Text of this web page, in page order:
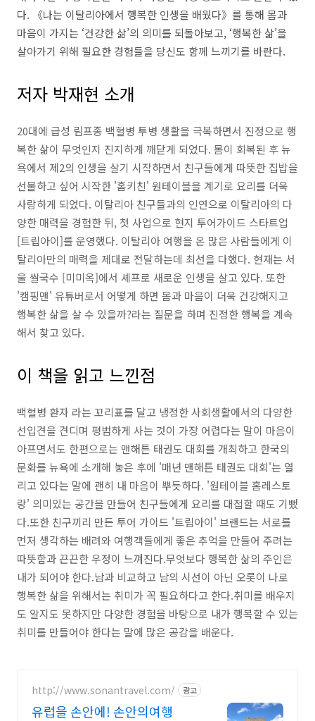
다. 《나는 이탈리아에서 행복한 인생을 배웠다》를 통해 몸과
마음이 가지는 ‘건강한 삶’의 의미를 되돌아보고, ‘행복한 삶’을
살아가기 위해 필요한 경험들을 당신도 함께 느끼기를 바란다.
저자 박재현 소개
20대에 급성 림프종 백혈병 투병 생활을 극복하면서 진정으로 행
복한 삶이 무엇인지 진지하게 깨닫게 되었다. 몸이 회복된 후 뉴
욕에서 제2의 인생을 살기 시작하면서 친구들에게 따뜻한 집밥을
선물하고 싶어 시작한 '홈키친' 원테이블을 계기로 요리를 더욱
사랑하게 되었다. 이탈리아 친구들과의 인연으로 이탈리아의 다
양한 매력을 경험한 뒤, 첫 사업으로 현지 투어가이드 스타트업
[트립아이]를 운영했다. 이탈리아 여행을 온 많은 사람들에게 이
탈리아만의 매력을 제대로 전달하는데 최선을 다했다. 현재는 서
울 쌀국수 [미미옥]에서 셰프로 새로운 인생을 살고 있다. 또한
'캠핑맨' 유튜버로서 어떻게 하면 몸과 마음이 더욱 건강해지고
행복한 삶을 살 수 있을까?라는 질문을 하며 진정한 행복을 계속
해서 찾고 있다.
이 책을 읽고 느낀점
백혈병 환자 라는 꼬리표를 달고 냉정한 사회생활에서의 다양한
선입견을 견디며 평범하게 사는 것이 가장 어렵다는 말이 마음이
아프면서도 한편으로는 맨해튼 태권도 대회를 개최하고 한국의
문화를 뉴욕에 소개해 놓은 후에 '매년 맨해튼 태권도 대회'는 열
리고 있다는 말에 괜히 내 마음이 뿌듯하다. '원테이블 홈레스토
랑' 의미있는 공간을 만들어 친구들에게 요리를 대접할 때도 기뻤
다.또한 친구끼리 만든 투어 가이드 '트립아이' 브랜드는 서로를
먼저 생각하는 배려와 여행객들에게 좋은 추억을 만들어 주려는
따뜻함과 끈끈한 우정이 느껴진다.무엇보다 행복한 삶의 주인은
내가 되어야 한다.남과 비교하고 남의 시선이 아닌 오롯이 나로
행복한 삶을 위해서는 취미가 꼭 필요하다고 한다.취미를 배우지
도 알지도 못하지만 다양한 경험을 바탕으로 내가 행복할 수 있는
취미를 만들어야 한다는 말에 많은 공감을 배운다.
http://www.sonantravel.com/ 광고
유럽을 손안에! 손안의여행